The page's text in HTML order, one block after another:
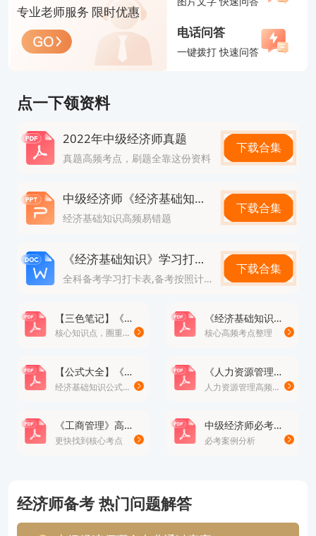
损。
2.信息核对：打印后若发现个人信息（如姓名、身份
证号）有误，必须立即联系当地人事考试机构申请更
3.遗失处理：如果在打印通道关闭前丢失，可重新登
录官网下载打印；若通道已关闭，可凭保存的PDF电
子版到打印店应急打印。若既无电子版也无法补打，
需尽快联系当地考试机构咨询解决方案。
4.避开高峰：打印首日（预计10月下旬）的上午10点
作。
以上就是【中级经济师准考证打印入口官网是什么？
附详细流程！】的全部内容，想要了解更多中级经济
师报考知识，欢迎前往高顿经济师网站首页！
版权声明：本条内容自发布之日起，有效期为一个月。凡本网站注
明“来源高顿教育”或“来源高顿网校”或“来源高顿”的所有作品，均为本
在授权范围内使用，且使用时必须注明“来源高顿教育”或“来源高顿网
校”或“来源高顿”，并不得对作品中出现的“高顿”字样进行删减、替换
传递更多信息，并不意味着赞同其观点或证实其描述，本网站不对其
真实性负责。 如您认为本网站刊载作品涉及版权等问题，请与本网站
专业老师服务 限时优惠
电话问答
一键拨打 快速问答
点一下领资料
2022年中级经济师真题
真题高频考点，刷题全靠这份资料
下载合集
中级经济师《经济基础知识》高频易错题
经济基础知识高频易错题
下载合集
《经济基础知识》学习打卡表
全科备考学习打卡表,备考按照计划走
下载合集
【三色笔记】《经济基础知识》· 修正版
核心知识点，圈重点
《经济基础知识》高频考点总结100个
核心高频考点整理
【公式大全】《经济基础知识》公式
经济基础知识公式大全
《人力资源管理》高频易错题
人力资源管理高频易错题
《工商管理》高频考点
更快找到核心考点
中级经济师必考案例分析题
必考案例分析
经济师备考 热门问题解答